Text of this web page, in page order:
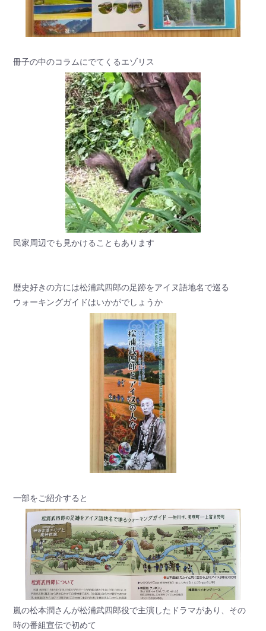
冊子の中のコラムにでてくるエゾリス
民家周辺でも見かけることもあります
歴史好きの方には松浦武四郎の足跡をアイヌ語地名で巡る
ウォーキングガイドはいかがでしょうか
一部をご紹介すると
嵐の松本潤さんが松浦武四郎役で主演したドラマがあり、その
時の番組宣伝で初めて